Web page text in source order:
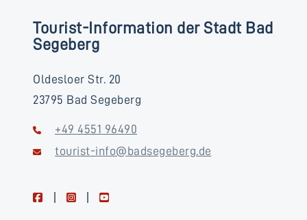
Tourist-Information der Stadt Bad
Segeberg
Oldesloer Str. 20
23795 Bad Segeberg
+49 4551 96490
tourist-info@badsegeberg.de
facebookinstagramyoutube